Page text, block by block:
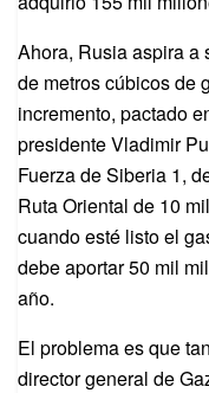
Ahora, Rusia aspira a
de metros cúbicos de
incremento, pactado
presidente Vladimir
Fuerza de Siberia 1,
Ruta Oriental de 10
cuando esté listo el
debe aportar 50 mil
año.
El problema es que
director general de